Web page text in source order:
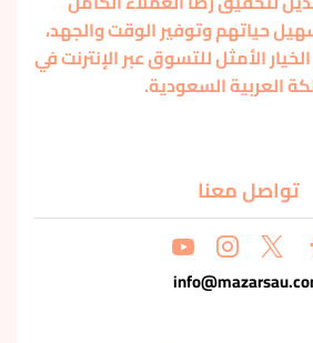
حياتهم وتوفير الوقت والجهد،
الأمثل للتسوق عبر الإنترنت في
العربية السعودية.
تواصل معنا